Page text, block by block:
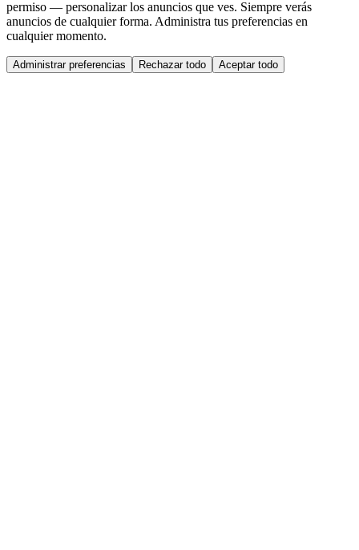
permiso — personalizar los anuncios que ves. Siempre verás
anuncios de cualquier forma. Administra tus preferencias en
cualquier momento.
Administrar preferencias Rechazar todo Aceptar todo